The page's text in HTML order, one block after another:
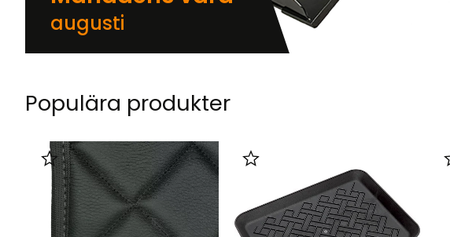
augusti
Populära produkter
Lägg till i favoriter Lägg till i favoriter